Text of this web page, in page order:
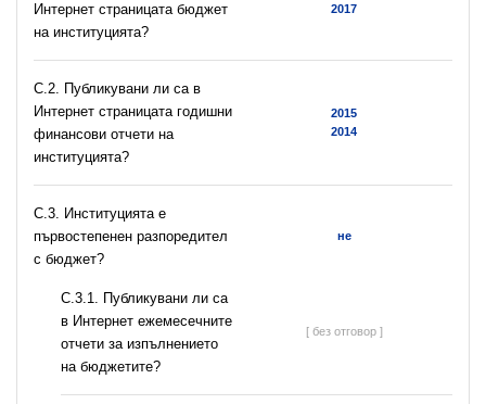
Интернет страницата бюджет
на институцията?
2017
C.2. Публикувани ли са в
Интернет страницата годишни
финансови отчети на
институцията?
2015
2014
C.3. Институцията е
първостепенен разпоредител
с бюджет?
не
С.3.1. Публикувани ли са
в Интернет ежемесечните
отчети за изпълнението
на бюджетите?
[ без отговор ]